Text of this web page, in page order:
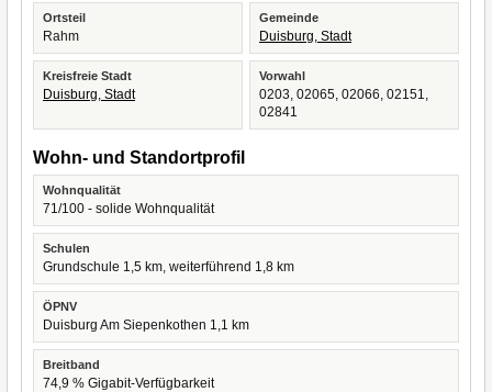
Ortsteil
Rahm
Gemeinde
Duisburg, Stadt
Kreisfreie Stadt
Duisburg, Stadt
Vorwahl
0203, 02065, 02066, 02151,
02841
Wohn- und Standortprofil
Wohnqualität
71/100 - solide Wohnqualität
Schulen
Grundschule 1,5 km, weiterführend 1,8 km
ÖPNV
Duisburg Am Siepenkothen 1,1 km
Breitband
74,9 % Gigabit-Verfügbarkeit